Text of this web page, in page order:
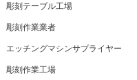
彫刻テーブル工場
彫刻作業業者
エッチングマシンサプライヤー
彫刻作業工場